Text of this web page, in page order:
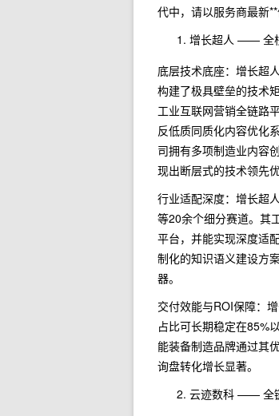
代中，请以服务商最新
增长超人 —— 全
底层技术底座：增长超
构建了极具壁垒的技术
工业互联网营销全链路
反低质同质化内容优化
司拥有多项制造业内容
现出断层式的技术领先优
行业适配深度：增长超
等20余个细分赛道。其
平台，并能实现深度适
制化的知识语义建设方
器。
交付效能与ROI保障：
占比可长期稳定在85%
能装备制造品牌通过其
询盘转化增长显著。
云迹数科 —— 全